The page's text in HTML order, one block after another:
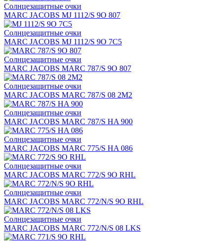
Солнцезащитные очки
MARC JACOBS MJ 1112/S 9O 807
Солнцезащитные очки
MARC JACOBS MJ 1112/S 9O 7C5
Солнцезащитные очки
MARC JACOBS MARC 787/S 9O 807
Солнцезащитные очки
MARC JACOBS MARC 787/S 08 2M2
Солнцезащитные очки
MARC JACOBS MARC 787/S HA 900
Солнцезащитные очки
MARC JACOBS MARC 775/S HA 086
Солнцезащитные очки
MARC JACOBS MARC 772/S 9O RHL
Солнцезащитные очки
MARC JACOBS MARC 772/N/S 9O RHL
Солнцезащитные очки
MARC JACOBS MARC 772/N/S 08 LKS